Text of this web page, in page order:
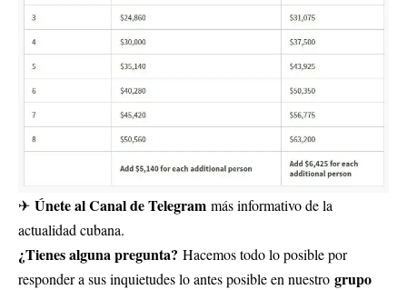
✈ Únete al Canal de Telegram más informativo de la
actualidad cubana.
¿Tienes alguna pregunta? Hacemos todo lo posible por
responder a sus inquietudes lo antes posible en nuestro grupo